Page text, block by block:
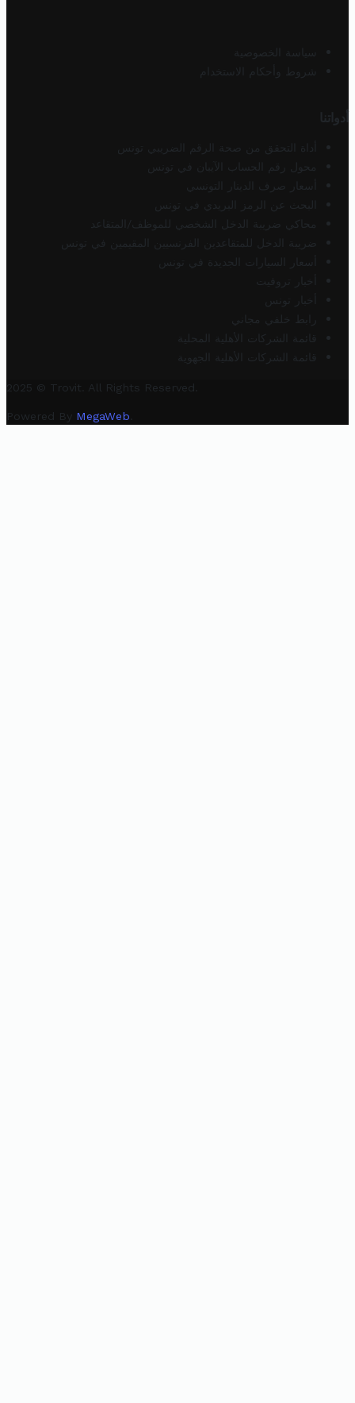
سياسة الخصوصية
شروط وأحكام الاستخدام
أدواتنا
أداة التحقق من صحة الرقم الضريبي تونس
محول رقم الحساب الآيبان في تونس
أسعار صرف الدينار التونسي
البحث عن الرمز البريدي في تونس
محاكي ضريبة الدخل الشخصي للموظف/المتقاعد
ضريبة الدخل للمتقاعدين الفرنسيين المقيمين في تونس
أسعار السيارات الجديدة في تونس
أخبار تروفيت
أخبار تونس
رابط خلفي مجاني
قائمة الشركات الأهلية المحلية
قائمة الشركات الأهلية الجهوية
2025 © Trovit. All Rights Reserved.
Powered By MegaWeb